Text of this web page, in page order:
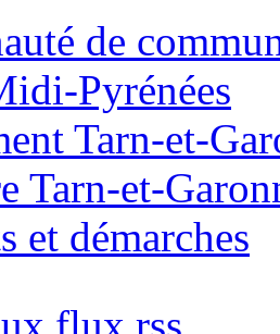
de
Pyrénées
Tarn-et-
Tarn-et-
et démarches